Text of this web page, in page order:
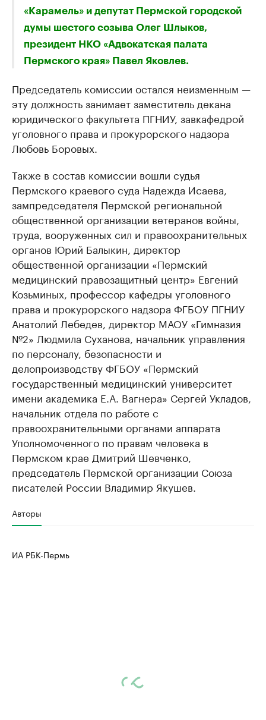
«Карамель» и депутат Пермской городской
думы шестого созыва Олег Шлыков,
президент НКО «Адвокатская палата
Пермского края» Павел Яковлев.
Председатель комиссии остался неизменным —
эту должность занимает заместитель декана
юридического факультета ПГНИУ, завкафедрой
уголовного права и прокурорского надзора
Любовь Боровых.
Также в состав комиссии вошли судья
Пермского краевого суда Надежда Исаева,
зампредседателя Пермской региональной
общественной организации ветеранов войны,
труда, вооруженных сил и правоохранительных
органов Юрий Балыкин, директор
общественной организации «Пермский
медицинский правозащитный центр» Евгений
Козьминых, профессор кафедры уголовного
права и прокурорского надзора ФГБОУ ПГНИУ
Анатолий Лебедев, директор МАОУ «Гимназия
№2» Людмила Суханова, начальник управления
по персоналу, безопасности и
делопроизводству ФГБОУ «Пермский
государственный медицинский университет
имени академика Е.А. Вагнера» Сергей Укладов,
начальник отдела по работе с
правоохранительными органами аппарата
Уполномоченного по правам человека в
Пермском крае Дмитрий Шевченко,
председатель Пермской организации Союза
писателей России Владимир Якушев.
Авторы
ИА РБК-Пермь